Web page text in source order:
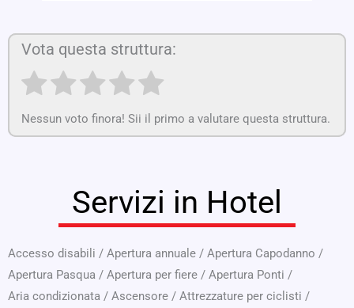
Vota questa struttura:
Nessun voto finora! Sii il primo a valutare questa struttura.
Servizi in Hotel
Accesso disabili / Apertura annuale / Apertura Capodanno /
Apertura Pasqua / Apertura per fiere / Apertura Ponti /
Aria condizionata / Ascensore / Attrezzature per ciclisti /